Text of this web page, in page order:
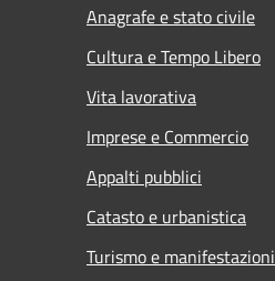
Anagrafe e stato civile
Cultura e Tempo Libero
Vita lavorativa
Imprese e Commercio
Appalti pubblici
Catasto e urbanistica
Turismo e manifestazioni